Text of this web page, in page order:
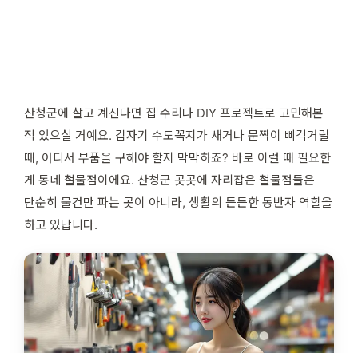
산청군에 살고 계신다면 집 수리나 DIY 프로젝트로 고민해본
적 있으실 거예요. 갑자기 수도꼭지가 새거나 문짝이 삐걱거릴
때, 어디서 부품을 구해야 할지 막막하죠? 바로 이럴 때 필요한
게 동네 철물점이에요. 산청군 곳곳에 자리잡은 철물점들은
단순히 물건만 파는 곳이 아니라, 생활의 든든한 동반자 역할을
하고 있답니다.